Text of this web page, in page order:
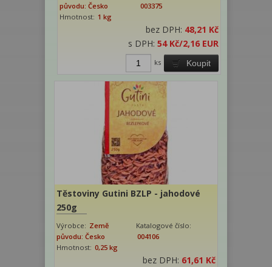
původu: Česko
003375
Hmotnost: 1 kg
bez DPH: 48,21 Kč
s DPH:54 Kč/2,16 EUR
Koupit
ks
Těstoviny Gutini BZLP - jahodové
250g
Výrobce: Země
původu: Česko
Katalogové číslo:
004106
Hmotnost: 0,25 kg
bez DPH: 61,61 Kč